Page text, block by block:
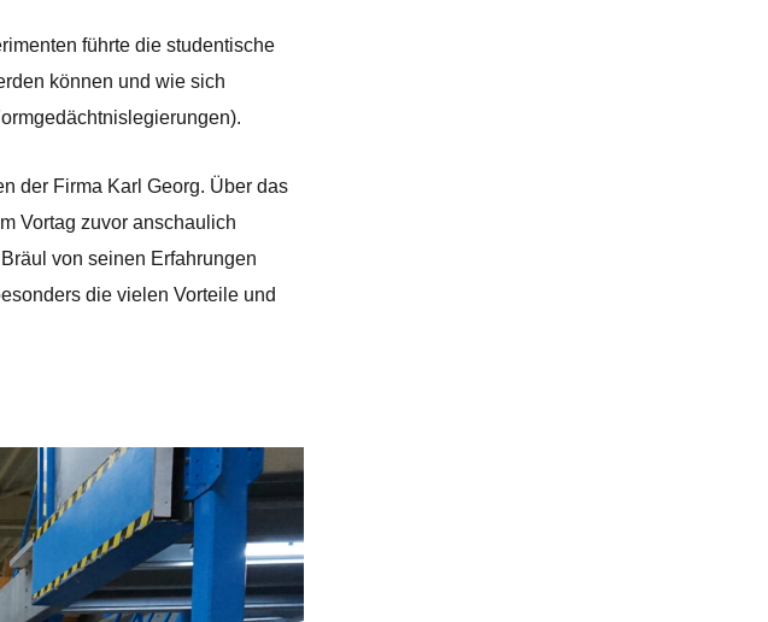
führte die studentische
können und wie sich
der Firma Karl Georg. Über das
Vortag zuvor anschaulich
von seinen Erfahrungen
die vielen Vorteile und